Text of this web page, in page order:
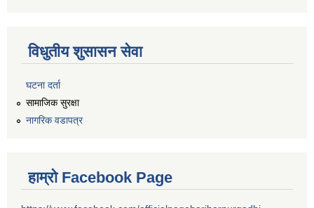
विधुतीय शुसासन सेवा
घटना दर्ता
सामाजिक सुरक्षा
नागरिक वडापत्र
हाम्रो Facebook Page